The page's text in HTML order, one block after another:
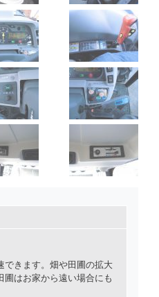
できます。畑や田圃の拡大
圃はお家から遠い場合にも